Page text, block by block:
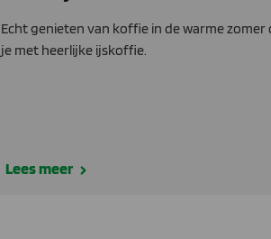
Echt genieten van koffie in de warme zomer
je met heerlijke ijskoffie.
Lees meer